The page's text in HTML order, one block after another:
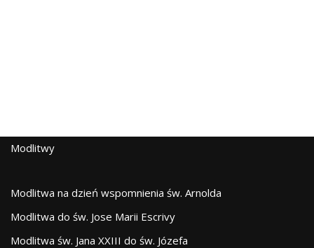
Modlitwy
Modlitwa na dzień wspomnienia św. Arnolda
Modlitwa do św. Jose Marii Escrivy
Modlitwa św. Jana XXIII do św. Józefa